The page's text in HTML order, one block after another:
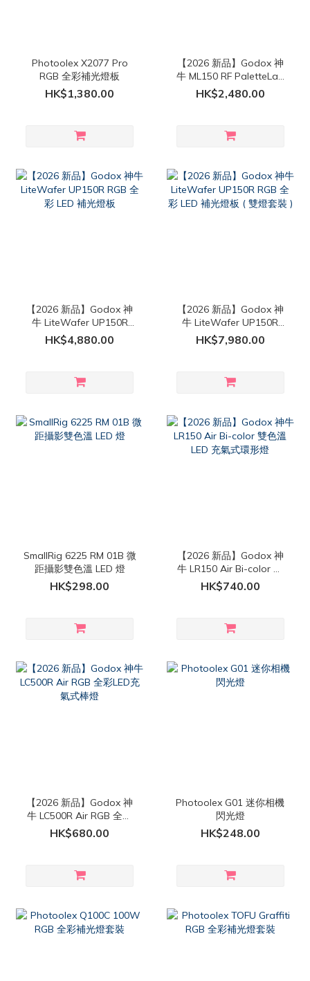
Photoolex X2077 Pro
RGB 全彩補光燈板
HK$1,380.00
【2026 新品】Godox 神
牛 ML150 RF PaletteLab
RGB 全彩 LED 補光燈
HK$2,480.00
【2026 新品】Godox 神
牛 LiteWafer UP150R
RGB 全彩 LED 補光燈板
HK$4,880.00
【2026 新品】Godox 神
牛 LiteWafer UP150R
RGB 全彩 LED 補光燈板 (
雙燈套裝 )
HK$7,980.00
SmallRig 6225 RM 01B 微
距攝影雙色溫 LED 燈
HK$298.00
【2026 新品】Godox 神
牛 LR150 Air Bi-color 雙
色溫 LED 充氣式環形燈
HK$740.00
【2026 新品】Godox 神
牛 LC500R Air RGB 全彩
LED充氣式棒燈
HK$680.00
Photoolex G01 迷你相機
閃光燈
HK$248.00